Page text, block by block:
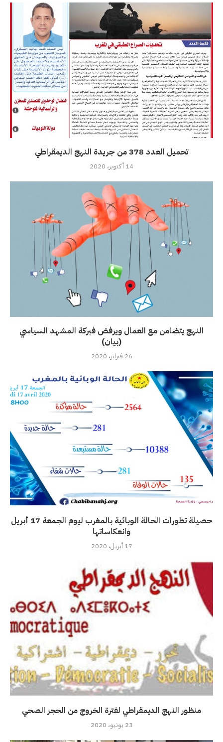
تحميل العدد 378 من جريدة النهج الديمقراطي
14 أكتوبر، 2020
النهج يتضامن مع العمال ويرفض فبركة المشهد السياسي
(بيان)
26 فبراير، 2020
حصيلة تطورات الحالة الوبائية بالمغرب ليوم الجمعة 17 أبريل
وانعكاساتها
17 أبريل، 2020
منظور النهج الديمقراطي لفترة الخروج من الحجر الصحي
23 يونيو، 2020